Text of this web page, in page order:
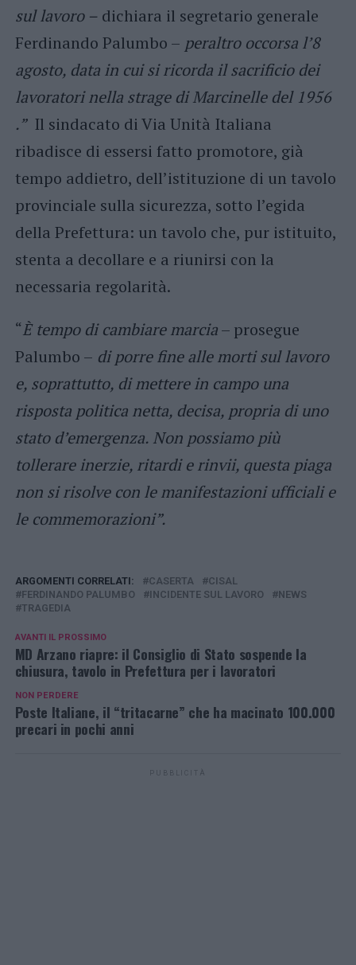
sul lavoro –dichiara il segretario generale
Ferdinando Palumbo – peraltro occorsa l’8
agosto, data in cui si ricorda il sacrificio dei
lavoratori nella strage di Marcinelle del 1956
.”Il sindacato di Via Unità Italiana
ribadisce di essersi fatto promotore, già
tempo addietro, dell’istituzione di un tavolo
provinciale sulla sicurezza, sotto l’egida
della Prefettura: un tavolo che, pur istituito,
stenta a decollare e a riunirsi con la
necessaria regolarità.
“È tempo di cambiare marcia– prosegue
Palumbo – di porre fine alle morti sul lavoro
e, soprattutto, di mettere in campo una
risposta politica netta, decisa, propria di uno
stato d’emergenza. Non possiamo più
tollerare inerzie, ritardi e rinvii, questa piaga
non si risolve con le manifestazioni ufficiali e
le commemorazioni”.
ARGOMENTI CORRELATI: CASERTA
CISAL
FERDINANDO PALUMBO
INCIDENTE SUL LAVORO
NEWS
TRAGEDIA
AVANTI IL ​​PROSSIMO
MD Arzano riapre: il Consiglio di Stato sospende la
chiusura, tavolo in Prefettura per i lavoratori
NON PERDERE
Poste Italiane, il “tritacarne” che ha macinato 100.000
precari in pochi anni
PUBBLICITÀ